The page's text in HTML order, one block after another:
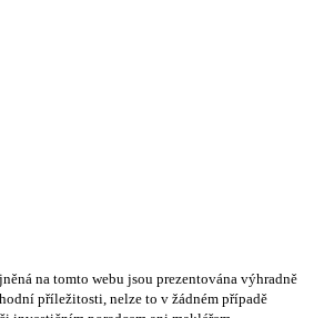
na tomto webu jsou prezentována výhradně
příležitosti, nelze to v žádném případě